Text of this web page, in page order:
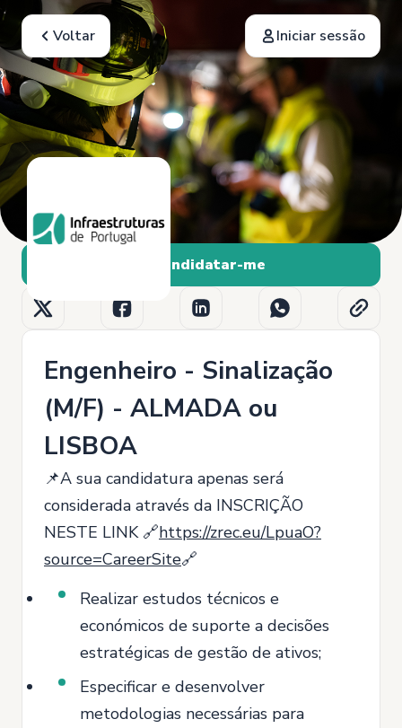
Voltar Iniciar sessão
Candidatar-me
Engenheiro - Sinalização
(M/F) - ALMADA ou
LISBOA
📌A sua candidatura apenas será
considerada através da INSCRIÇÃO
NESTE LINK 🔗https://zrec.eu/LpuaO?
source=CareerSite🔗
Realizar estudos técnicos e
económicos de suporte a decisões
estratégicas de gestão de ativos;
Especificar e desenvolver
metodologias necessárias para